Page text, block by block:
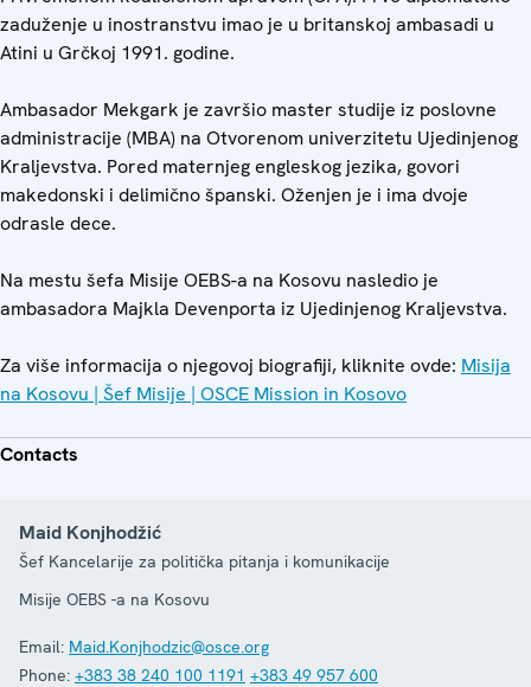
zaduženje u inostranstvu imao je u britanskoj ambasadi u
Atini u Grčkoj 1991. godine.
Ambasador Mekgark je završio master studije iz poslovne
administracije (MBA) na Otvorenom univerzitetu Ujedinjenog
Kraljevstva. Pored maternjeg engleskog jezika, govori
makedonski i delimično španski. Oženjen je i ima dvoje
odrasle dece.
Na mestu šefa Misije OEBS-a na Kosovu nasledio je
ambasadora Majkla Devenporta iz Ujedinjenog Kraljevstva.
Za više informacija o njegovoj biografiji, kliknite ovde: Misija
na Kosovu | Šef Misije | OSCE Mission in Kosovo
Contacts
Maid Konjhodžić
Šef Kancelarije za politička pitanja i komunikacije
Misije OEBS -a na Kosovu
Email: Maid.Konjhodzic@osce.org
Phone: +383 38 240 100 1191 +383 49 957 600